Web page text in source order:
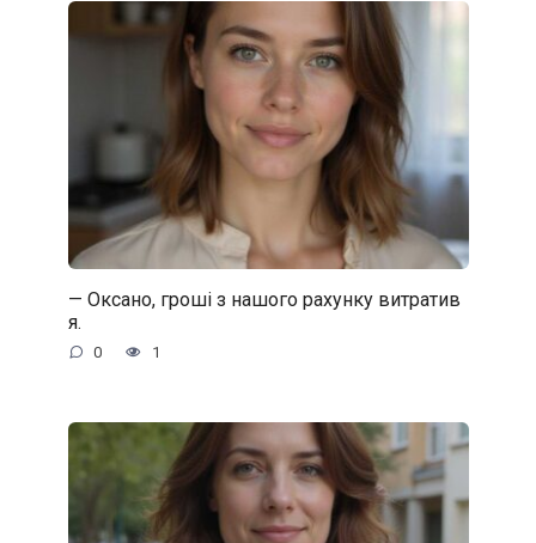
— Оксано, гроші з нашого рахунку витратив
я.
0 1